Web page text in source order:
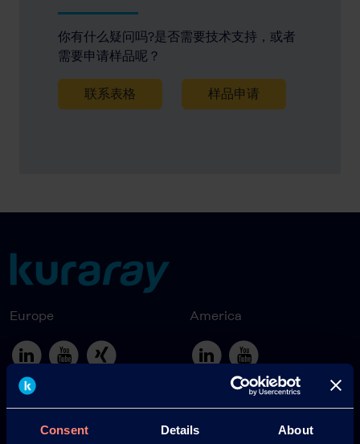
Consent Details About
你有什么疑问吗?是否需要技术支持，或者
需要申请样品呢？
联系表格 样品申请
Europe America
Japan South America